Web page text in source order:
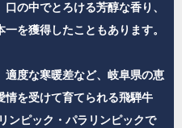
の中でとろける芳醇な香り、
を獲得したこともあります。
度な寒暖差など、岐阜県の恵
情を受けて育てられる飛騨牛
ンピック・パラリンピックで